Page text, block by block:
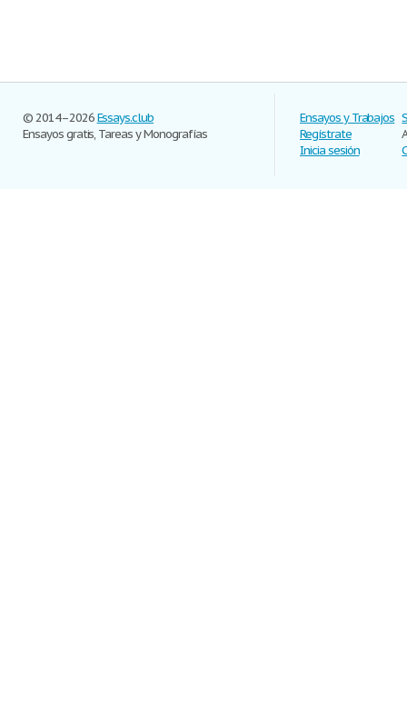
© 2014–2026Essays.club
Ensayos gratis, Tareas y Monografías
Ensayos y Trabajos
Regístrate
Inicia sesión